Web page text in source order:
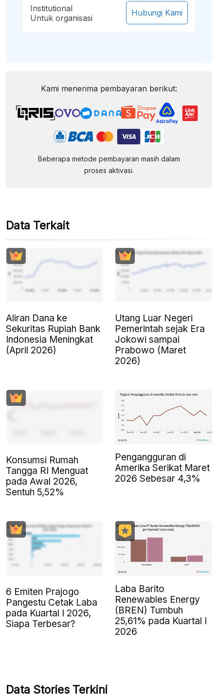
Institutional
Untuk organisasi
Hubungi Kami
Kami menerima pembayaran berikut:
Beberapa metode pembayaran masih dalam
proses aktivasi.
Data Terkait
Aliran Dana ke
Sekuritas Rupiah Bank
Indonesia Meningkat
(April 2026)
Utang Luar Negeri
Pemerintah sejak Era
Jokowi sampai
Prabowo (Maret
2026)
Konsumsi Rumah
Tangga RI Menguat
pada Awal 2026,
Sentuh 5,52%
Pengangguran di
Amerika Serikat Maret
2026 Sebesar 4,3%
6 Emiten Prajogo
Pangestu Cetak Laba
pada Kuartal I 2026,
Siapa Terbesar?
Laba Barito
Renewables Energy
(BREN) Tumbuh
25,61% pada Kuartal I
2026
Data Stories Terkini